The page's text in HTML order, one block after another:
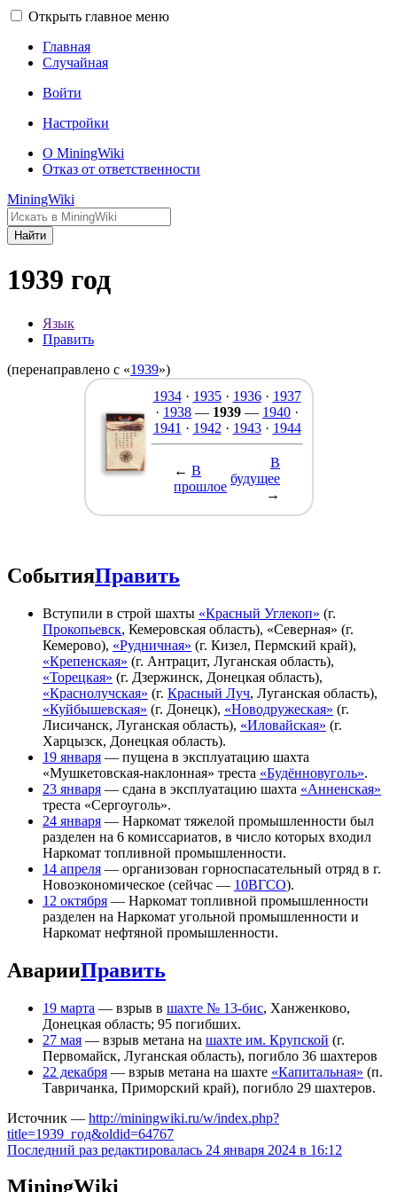
Открыть главное меню
Главная
Случайная
Войти
Настройки
О MiningWiki
Отказ от ответственности
MiningWiki
Найти
1939 год
Язык
Править
(перенаправлено с «1939»)
1934· 1935· 1936· 1937
· 1938 — 1939 — 1940 ·
1941 · 1942 · 1943· 1944
← В
прошлое
В
будущее
→
СобытияПравить
Вступили в строй шахты «Красный Углекоп» (г.
Прокопьевск, Кемеровская область), «Северная» (г.
Кемерово), «Рудничная» (г. Кизел, Пермский край),
«Крепенская» (г. Антрацит, Луганская область),
«Торецкая» (г. Дзержинск, Донецкая область),
«Краснолучская» (г. Красный Луч, Луганская область),
«Куйбышевская» (г. Донецк), «Новодружеская» (г.
Лисичанск, Луганская область), «Иловайская» (г.
Харцызск, Донецкая область).
19 января — пущена в эксплуатацию шахта
«Мушкетовская-наклонная» треста «Будённовуголь».
23 января — сдана в эксплуатацию шахта «Анненская»
треста «Сергоуголь».
24 января — Наркомат тяжелой промышленности был
разделен на 6 комиссариатов, в число которых входил
Наркомат топливной промышленности.
14 апреля — организован горноспасательный отряд в г.
Новоэкономическое (сейчас — 10ВГСО).
12 октября — Наркомат топливной промышленности
разделен на Наркомат угольной промышленности и
Наркомат нефтяной промышленности.
АварииПравить
19 марта — взрыв в шахте № 13-бис, Ханженково,
Донецкая область; 95 погибших.
27 мая — взрыв метана на шахте им. Крупской (г.
Первомайск, Луганская область), погибло 36 шахтеров
22 декабря — взрыв метана на шахте «Капитальная» (п.
Тавричанка, Приморский край), погибло 29 шахтеров.
Источник — http://miningwiki.ru/w/index.php?
title=1939_год&oldid=64767
Последний раз редактировалась 24 января 2024 в 16:12
MiningWiki